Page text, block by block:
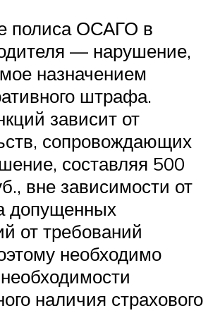
полиса ОСАГО в
— нарушение,
назначением
штрафа.
зависит от
сопровождающих
составляя 500
вне зависимости от
допущенных
от требований
необходимо
наличия страхового